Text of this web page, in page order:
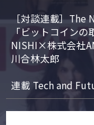
［対談連載］The
「ビットコイン
NISHI×株式会社
川合林太郎
連載 Tech and